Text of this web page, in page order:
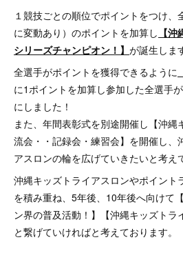
１競技ごとの順位でポイントをつけ、
に変動あり）のポイントを加算し 【
シリーズチャンピオン！】 が誕生しま
全選手がポイントを獲得できるように
に1ポイントを加算し参加した全選手
にしました！
また、年間表彰式を別途開催し【沖
流会・・記録会・練習会】を開催し、
アスロンの輪を広げていきたいと考え
沖縄キッズトライアスロンやポイント
を積み重ね、5年後、10年後へ向けて
ン界の普及活動！】【沖縄キッズト
と繋げていければと考えております。